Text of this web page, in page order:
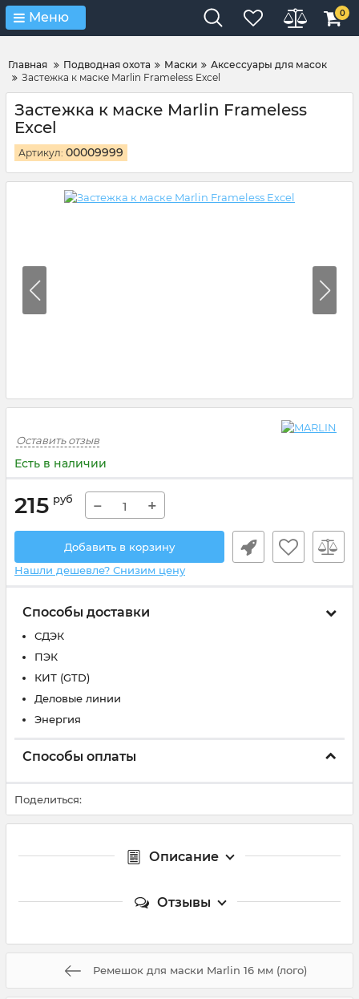
Verification: 4d3cd267c9851eb4
Меню 0
Главная Подводная охота Маски
Аксессуары для масок
Застежка к маске Marlin Frameless Excel
Застежка к маске Marlin Frameless
Excel
Артикул: 00009999
Оставить отзыв
Есть в наличии
215 руб − +
Добавить в корзину
Нашли дешевле? Снизим цену
Способы доставки
СДЭК
ПЭК
КИТ (GTD)
Деловые линии
Энергия
Способы оплаты
Поделиться:
Описание
Отзывы
Ремешок для маски Marlin 16 мм (лого)